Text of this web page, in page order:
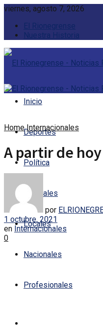
viernes, agosto 7, 2026
El Rionegrense
Nuestra Historia
Inicio
Deportes
Política
Policiales
Locales
Nacionales
Profesionales
Home Internacionales
A partir de
por
1 octubre, 2021
en Internacionales
0